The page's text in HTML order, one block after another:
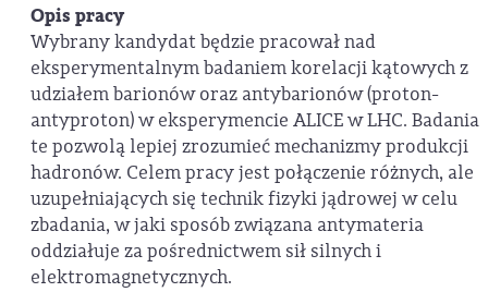
Opis pracy
Wybrany kandydat będzie pracował nad
eksperymentalnym badaniem korelacji kątowych z
udziałem barionów oraz antybarionów (proton-
antyproton) w eksperymencie ALICE w LHC. Badania
te pozwolą lepiej zrozumieć mechanizmy produkcji
hadronów. Celem pracy jest połączenie różnych, ale
uzupełniających się technik fizyki jądrowej w celu
zbadania, w jaki sposób związana antymateria
oddziałuje za pośrednictwem sił silnych i
elektromagnetycznych.